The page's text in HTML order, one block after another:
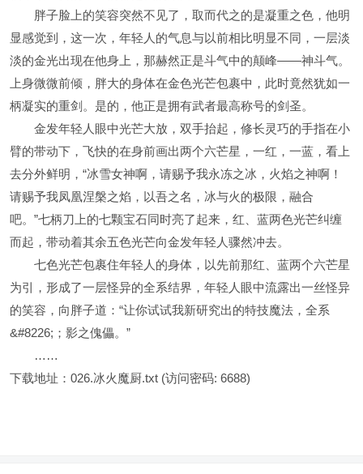
胖子脸上的笑容突然不见了，取而代之的是凝重之色，他明
显感觉到，这一次，年轻人的气息与以前相比明显不同，一层淡
淡的金光出现在他身上，那赫然正是斗气中的颠峰——神斗气。
上身微微前倾，胖大的身体在金色光芒包裹中，此时竟然犹如一
柄凝实的重剑。是的，他正是拥有武者最高称号的剑圣。
金发年轻人眼中光芒大放，双手抬起，修长灵巧的手指在小
臂的带动下，飞快的在身前画出两个六芒星，一红，一蓝，看上
去分外鲜明，“冰雪女神啊，请赐予我永冻之冰，火焰之神啊！
请赐予我凤凰涅槃之焰，以吾之名，冰与火的极限，融合
吧。”七柄刀上的七颗宝石同时亮了起来，红、蓝两色光芒纠缠
而起，带动着其余五色光芒向金发年轻人骤然冲去。
七色光芒包裹住年轻人的身体，以先前那红、蓝两个六芒星
为引，形成了一层怪异的全系结界，年轻人眼中流露出一丝怪异
的笑容，向胖子道：“让你试试我新研究出的特技魔法，全系
&#8226;；影之傀儡。”
……
下载地址： 026.冰火魔厨.txt (访问密码: 6688)